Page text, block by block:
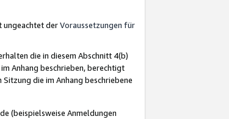
ungeachtet derVoraussetzungen für
die in diesem Abschnitt 4(b)
Anhang beschrieben, berechtigt
die im Anhang beschriebene
(beispielsweise Anmeldungen